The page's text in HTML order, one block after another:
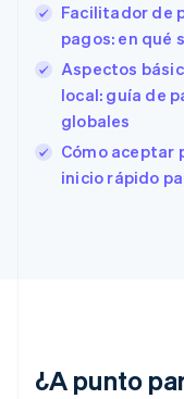
Facilitador de
pagos: en qué
Aspectos
local: guía de
globales
Cómo aceptar
inicio rápido
¿A punto
EnglishItaliano
España
Español English
Estados Unidos
EnglishEspañol简
Estonia
Finlandia
English Svenska
India